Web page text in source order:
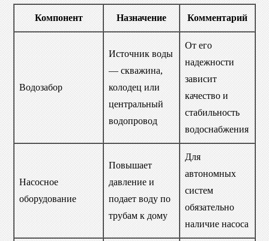
Компонент Назначение Комментарий
Водозабор
Источник воды
— скважина,
колодец или
центральный
водопровод
От его
надежности
зависит
качество и
стабильность
водоснабжения
Насосное
оборудование
Повышает
давление и
подает воду по
трубам к дому
Для
автономных
систем
обязательно
наличие насоса